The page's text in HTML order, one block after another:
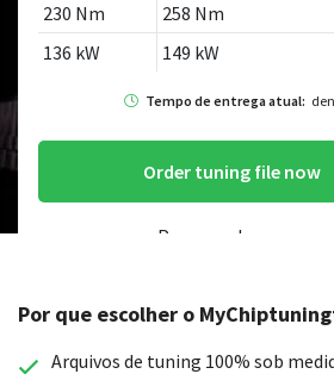
230 Nm
258 Nm
136 kW
149 kW
Tempo de entrega atual:
Order tuning file now
Procurando por um
Por que escolher o
Arquivos de tuning 100% sob